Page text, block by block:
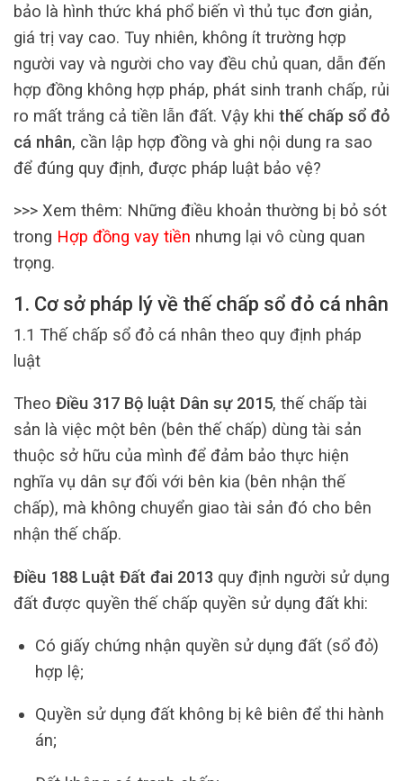
bảo là hình thức khá phổ biến vì thủ tục đơn giản,
giá trị vay cao. Tuy nhiên, không ít trường hợp
người vay và người cho vay đều chủ quan, dẫn đến
hợp đồng không hợp pháp, phát sinh tranh chấp, rủi
ro mất trắng cả tiền lẫn đất. Vậy khi thế chấp sổ đỏ
cá nhân, cần lập hợp đồng và ghi nội dung ra sao
để đúng quy định, được pháp luật bảo vệ?
>>> Xem thêm: Những điều khoản thường bị bỏ sót
trong Hợp đồng vay tiền nhưng lại vô cùng quan
trọng.
1. Cơ sở pháp lý về thế chấp sổ đỏ cá nhân
1.1 Thế chấp sổ đỏ cá nhân theo quy định pháp
luật
Theo Điều 317 Bộ luật Dân sự 2015, thế chấp tài
sản là việc một bên (bên thế chấp) dùng tài sản
thuộc sở hữu của mình để đảm bảo thực hiện
nghĩa vụ dân sự đối với bên kia (bên nhận thế
chấp), mà không chuyển giao tài sản đó cho bên
nhận thế chấp.
Điều 188 Luật Đất đai 2013 quy định người sử dụng
đất được quyền thế chấp quyền sử dụng đất khi:
Có giấy chứng nhận quyền sử dụng đất (sổ đỏ)
hợp lệ;
Quyền sử dụng đất không bị kê biên để thi hành
án;